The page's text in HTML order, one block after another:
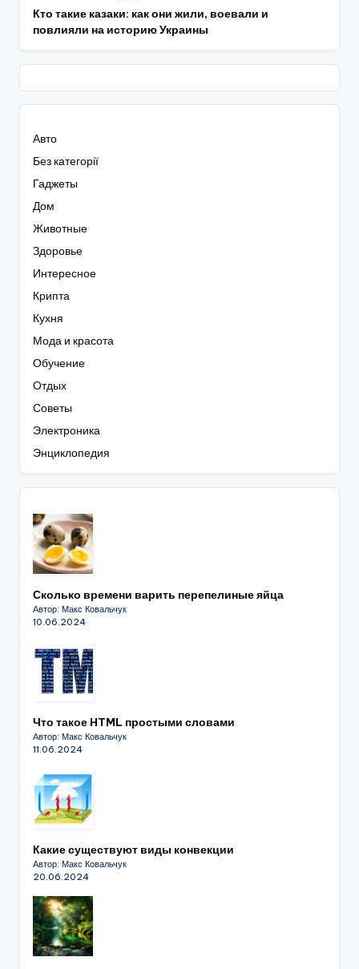
Кто такие казаки: как они жили, воевали и
повлияли на историю Украины
Авто
Без категорії
Гаджеты
Дом
Животные
Здоровье
Интересное
Крипта
Кухня
Мода и красота
Обучение
Отдых
Советы
Электроника
Энциклопедия
Сколько времени варить перепелиные яйца
Автор: Макс Ковальчук
10.06.2024
Что такое HTML простыми словами
Автор: Макс Ковальчук
11.06.2024
Какие существуют виды конвекции
Автор: Макс Ковальчук
20.06.2024